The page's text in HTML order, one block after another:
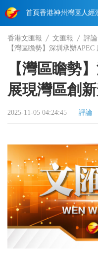
首頁香港神州 灣區人經
香港文匯報 文匯報
評論
【灣區瞻勢】深圳承辦
【灣區瞻勢
展現灣區創
2025-11-05 04:24:45 評論